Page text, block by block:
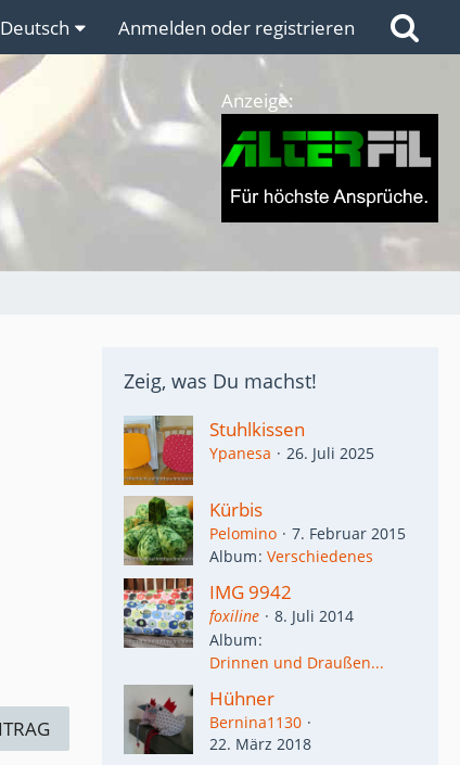
Links
Deutsch Anmelden oder registrieren
Anzeige:
Zeig, was Du machst!
Stuhlkissen
Ypanesa 26. Juli 2025
Kürbis
Pelomino
7. Februar 2015
Album Verschiedenes
IMG 9942
foxiline
8. Juli 2014
Album
Drinnen und Draußen...
Hühner
Bernina1130
22. März 2018